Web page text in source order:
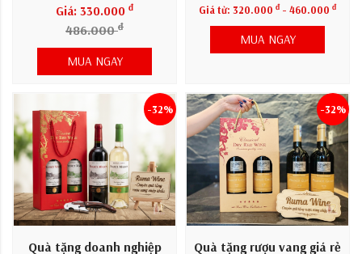
Giá: 330.000 đ
486.000đ
MUA NGAY
Giá từ: 320.000 đ - 460.000 đ
MUA NGAY
Quà tặng doanh nghiệp
-32%
Quà tặng rượu vang giá rẻ
-32%